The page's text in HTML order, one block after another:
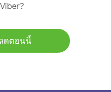
ดตอนนี้